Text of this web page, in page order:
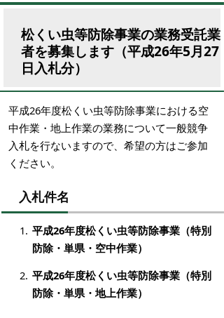
松くい虫等防除事業の業務受託業
者を募集します（平成26年5月27
日入札分）
平成26年度松くい虫等防除事業における空
中作業・地上作業の業務について一般競争
入札を行ないますので、希望の方はご参加
ください。
入札件名
平成26年度松くい虫等防除事業（特別
防除・単県・空中作業）
平成26年度松くい虫等防除事業（特別
防除・単県・地上作業）